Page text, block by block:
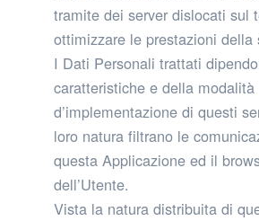
tramite dei server dislocati sul
ottimizzare le prestazioni della
I Dati Personali trattati
caratteristiche e della modalità
d’implementazione di questi
loro natura filtrano le
questa Applicazione ed il
dell’Utente.
Vista la natura distribuita di